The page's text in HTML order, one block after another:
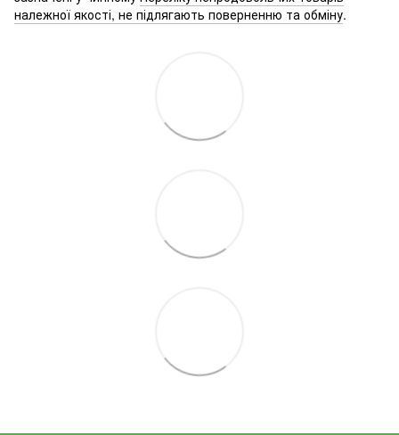
належної якості, не підлягають поверненню та обміну.